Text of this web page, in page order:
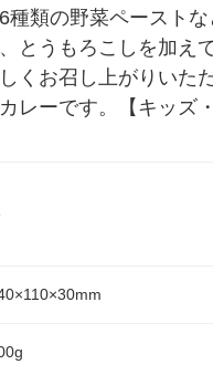
種類の野菜ペースト
とうもろこしを加え
くお召し上がりいた
レーです。【キッズ